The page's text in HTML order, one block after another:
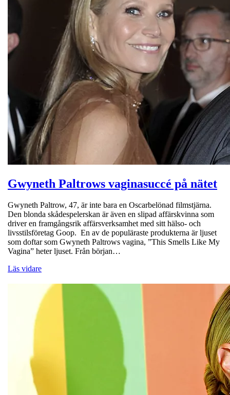
Gwyneth Paltrows vaginasuccé på nätet
Gwyneth Paltrow, 47, är inte bara en Oscarbelönad filmstjärna.
Den blonda skådespelerskan är även en slipad affärskvinna som
driver en framgångsrik affärsverksamhet med sitt hälso- och
livsstilsföretag Goop. En av de populäraste produkterna är ljuset
som doftar som Gwyneth Paltrows vagina, ”This Smells Like My
Vagina” heter ljuset. Från början…
Läs vidare